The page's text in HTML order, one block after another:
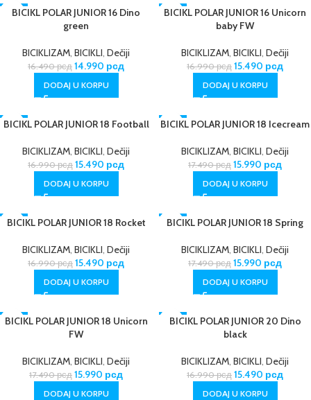
-9%
BICIKL POLAR JUNIOR 16 Dino
green
BICIKLIZAM, BICIKLI, Dečiji
16.490рсд 14.990 рсд
DODAJ U KORPU
-9%
BICIKL POLAR JUNIOR 16 Unicorn
baby FW
BICIKLIZAM, BICIKLI, Dečiji
16.990рсд 15.490 рсд
DODAJ U KORPU
-9%
BICIKL POLAR JUNIOR 18 Football
BICIKLIZAM, BICIKLI, Dečiji
16.990рсд 15.490 рсд
DODAJ U KORPU
-9%
BICIKL POLAR JUNIOR 18 Icecream
BICIKLIZAM, BICIKLI, Dečiji
17.490рсд 15.990 рсд
DODAJ U KORPU
-9%
BICIKL POLAR JUNIOR 18 Rocket
BICIKLIZAM, BICIKLI, Dečiji
16.990рсд 15.490 рсд
DODAJ U KORPU
-9%
BICIKL POLAR JUNIOR 18 Spring
BICIKLIZAM, BICIKLI, Dečiji
17.490рсд 15.990 рсд
DODAJ U KORPU
-9%
BICIKL POLAR JUNIOR 18 Unicorn
FW
BICIKLIZAM, BICIKLI, Dečiji
17.490рсд 15.990 рсд
DODAJ U KORPU
-9%
BICIKL POLAR JUNIOR 20 Dino
black
BICIKLIZAM, BICIKLI, Dečiji
16.990рсд 15.490 рсд
DODAJ U KORPU